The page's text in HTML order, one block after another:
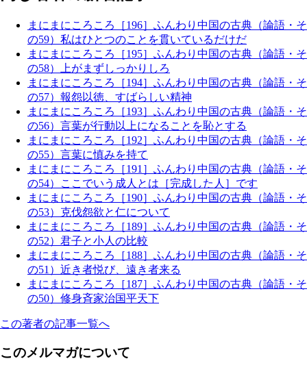
まにまにころころ［196］ふんわり中国の古典（論語・そ
の59）私はひとつのことを貫いているだけだ
まにまにころころ［195］ふんわり中国の古典（論語・そ
の58）上がまずしっかりしろ
まにまにころころ［194］ふんわり中国の古典（論語・そ
の57）報怨以徳、すばらしい精神
まにまにころころ［193］ふんわり中国の古典（論語・そ
の56）言葉が行動以上になることを恥とする
まにまにころころ［192］ふんわり中国の古典（論語・そ
の55）言葉に慎みを持て
まにまにころころ［191］ふんわり中国の古典（論語・そ
の54）ここでいう成人とは［完成した人］です
まにまにころころ［190］ふんわり中国の古典（論語・そ
の53）克伐怨欲と仁について
まにまにころころ［189］ふんわり中国の古典（論語・そ
の52）君子と小人の比較
まにまにころころ［188］ふんわり中国の古典（論語・そ
の51）近き者悦び、遠き者来る
まにまにころころ［187］ふんわり中国の古典（論語・そ
の50）修身斉家治国平天下
この著者の記事一覧へ
このメルマガについて